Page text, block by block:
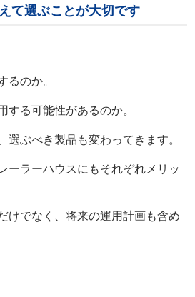
て選ぶことが大切です
るのか。
する可能性があるのか。
選ぶべき製品も変わってきます。
ーラーハウスにもそれぞれメリッ
けでなく、将来の運用計画も含め